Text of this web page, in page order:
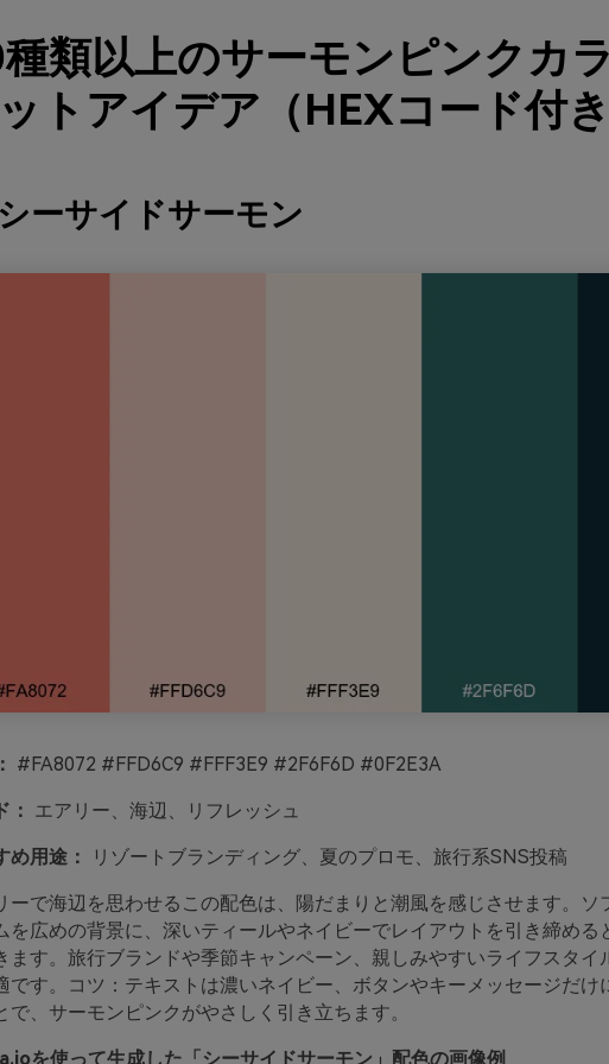
類以上のサーモンピンクカ
トアイデア（HEXコード付き
ーサイドサーモン
#FA8072 #FFD6C9 #FFF3E9 #2F6F6D #0F2E3A
： エアリー、海辺、リフレッシュ
め用途： リゾートブランディング、夏のプロモ、旅行系SNS投稿
ーで海辺を思わせるこの配色は、陽だまりと潮風を感じさせます。ソ
を広めの背景に、深いティールやネイビーでレイアウトを引き締める
ます。旅行ブランドや季節キャンペーン、親しみやすいライフスタイ
です。コツ：テキストは濃いネイビー、ボタンやキーメッセージだけ
で、サーモンピンクがやさしく引き立ちます。
を使って生成した「シーサイドサーモン」配色の画像例